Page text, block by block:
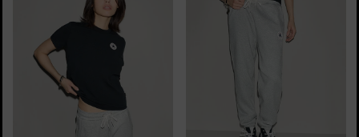
favoris